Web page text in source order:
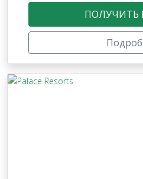
ПОЛУЧИТЬ